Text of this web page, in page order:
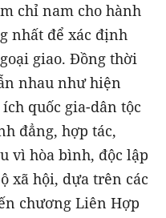
chỉ nam cho hành
nhất để xác định
giao. Đồng thời
nhau như hiện
quốc gia-dân tộc
đẳng, hợp tác,
vì hòa bình, độc lập
xã hội, dựa trên các
chương Liên Hợp